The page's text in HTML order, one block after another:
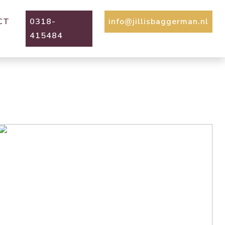
0318-
415484
info@jillisbaggerman.nl